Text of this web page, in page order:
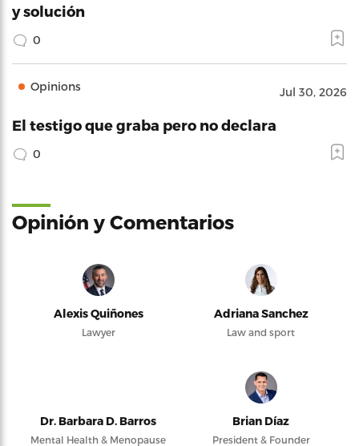
y solución
0
Opinions Jul 30, 2026
El testigo que graba pero no declara
0
Opinión y Comentarios
Alexis Quiñones
Lawyer
Adriana Sanchez
Law and sport
Dr. Barbara D. Barros
Mental Health & Menopause
Brian Díaz
President & Founder